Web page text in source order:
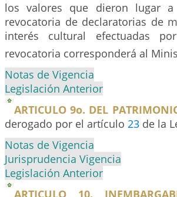
los valores que dieron lugar
revocatoria de declaratorias de
interés cultural efectuadas
revocatoria corresponderá al
Notas de Vigencia
Legislación Anterior
ARTICULO 9o. DEL
derogado por el artículo 23 de la
Notas de Vigencia
Jurisprudencia Vigencia
Legislación Anterior
ARTICULO 10.